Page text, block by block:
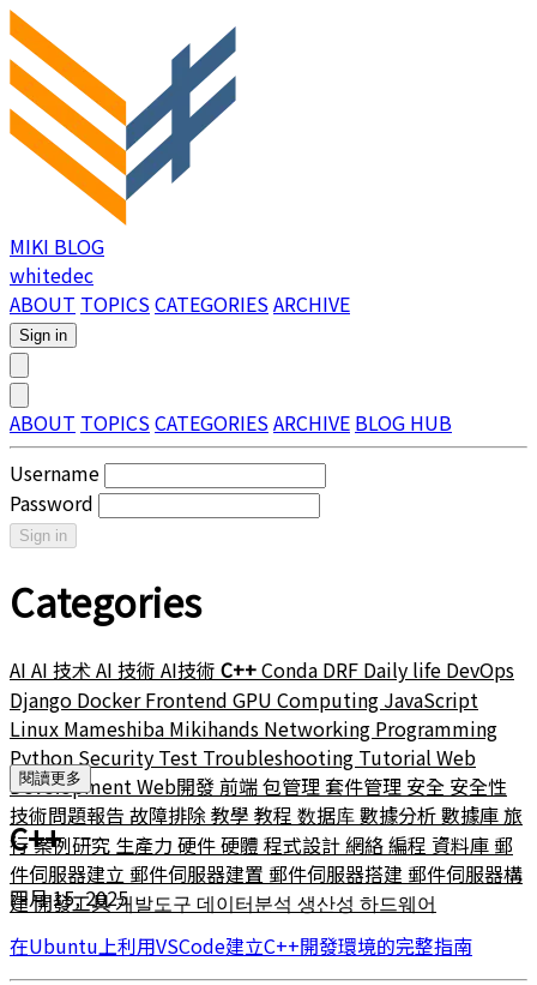
MIKI BLOG
whitedec
ABOUT TOPICSCATEGORIESARCHIVE
Sign in
ABOUT TOPICSCATEGORIESARCHIVE BLOG HUB
Username
Password
Sign in
Categories
AI AI 技术AI 技術 AI技術 C++Conda DRF Daily life DevOps
Django DockerFrontend GPU Computing JavaScript
Linux Mameshiba Mikihands Networking Programming
PythonSecurity Test Troubleshooting Tutorial Web
DevelopmentWeb開發前端包管理套件管理 安全 安全性
技術問題報告 故障排除教學 教程 数据库數據分析數據庫旅
行案例研究 生產力 硬件硬體 程式設計網絡編程 資料庫 郵
件伺服器建立 郵件伺服器建置 郵件伺服器搭建 郵件伺服器構
建開發工具개발도구 데이터분석 생산성 하드웨어
閱讀更多
C++
四月 15, 2025
在Ubuntu上利用VSCode建立C++開發環境的完整指南